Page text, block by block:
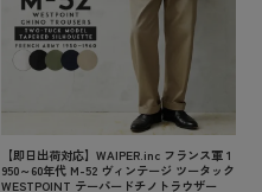
【即日出荷対応】WAIPER.inc フランス軍 1
950～60年代 M-52 ヴィンテージ ツータック
WESTPOINT テーパードチノトラウザー